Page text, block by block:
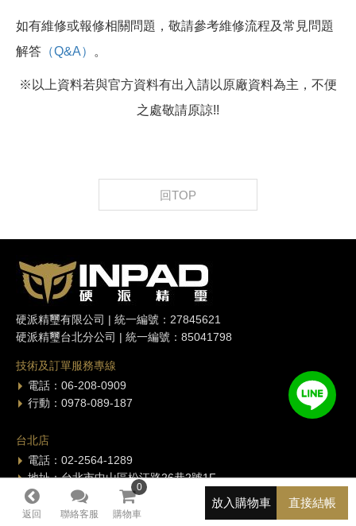
返回 聯絡客服
0
購物車
直接結帳
放入購物車
如有維修或報修相關問題，敬請參考維修流程及常見問題
解答 （Q&A） 。
※以上資料若與官方資料有出入請以原廠資料為主，不便
之處敬請原諒!!
回TOP
硬派精璽有限公司 | 統一編號：27845621
硬派精璽台北分公司 | 統一編號：85041798
技術及訂單服務專線
電話：06-208-0909
行動：0978-089-187
台北店
電話：02-2564-1289
地址：台北市中山區松江路26巷2號1F
台南店
0